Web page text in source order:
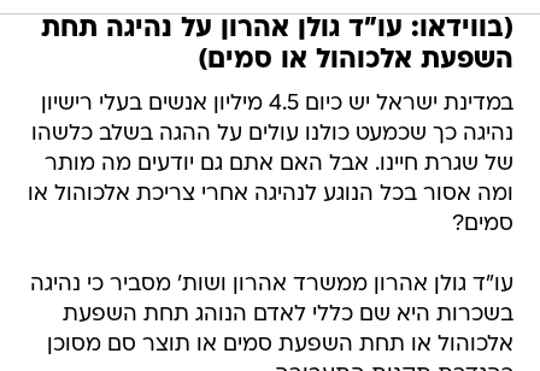
(בווידאו: עו"ד גולן אהרון על נהיגה תחת
השפעת אלכוהול או סמים)
במדינת ישראל יש כיום 4.5 מיליון אנשים בעלי רישיון
נהיגה כך שכמעט כולנו עולים על ההגה בשלב כלשהו
של שגרת חיינו. אבל האם אתם גם יודעים מה מותר
ומה אסור בכל הנוגע לנהיגה אחרי צריכת אלכוהול או
סמים?
עו"ד גולן אהרון ממשרד אהרון ושות' מסביר כי נהיגה
בשכרות היא שם כללי לאדם הנוהג תחת השפעת
אלכוהול או תחת השפעת סמים או תוצר סם מסוכן